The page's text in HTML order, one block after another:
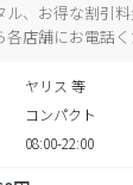
ル、お得な割引
店舗にお電話く
ヤリス 等
コンパクト
08:00-22:00